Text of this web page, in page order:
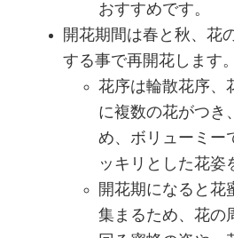
おすすめです。
開花期間は春と秋、花
する事で再開花します。
花序は輪散花序、
に複数の花がつき
め、ボリューミー
ッキリとした花姿
開花期になると花
集まるため、花の